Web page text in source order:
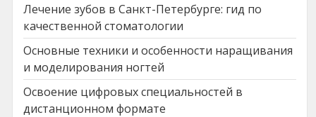
Лечение зубов в Санкт-Петербурге: гид по
качественной стоматологии
Основные техники и особенности наращивания
и моделирования ногтей
Освоение цифровых специальностей в
дистанционном формате